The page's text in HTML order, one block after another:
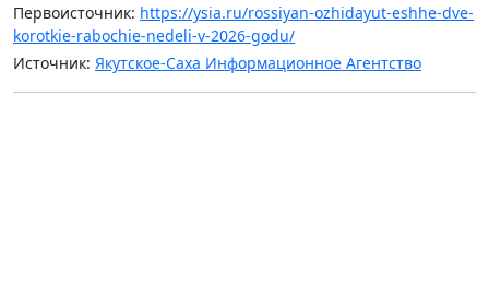
Первоисточник: https://ysia.ru/rossiyan-ozhidayut-eshhe-dve-
korotkie-rabochie-nedeli-v-2026-godu/
Источник: Якутское-Саха Информационное Агентство